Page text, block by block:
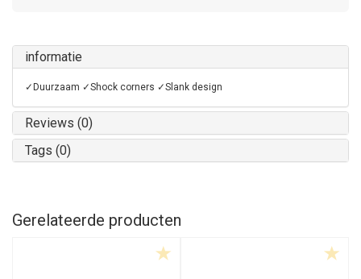
informatie
✓Duurzaam ✓Shock corners ✓Slank design
Reviews (0)
Tags (0)
Gerelateerde producten